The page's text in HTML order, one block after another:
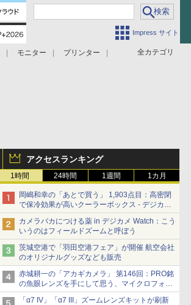
Impress サイト
全カテゴリ
モニター
プリンター
アクセスランキング
1時間 24時間 1週間 1カ月
岡嶋和幸の「あとで買う」 1,903点目：高密閉
で保冷効果が高いクーラーボックス - デジカメ
Watch
カメラバカにつける薬 in デジカメ Watch：こう
いうのはフィールドズームと呼ぼう
茨城空港で「羽田空港フェア」が開催 航空会社
のオリジナルグッズなども販売
赤城耕一の「アカギカメラ」 第146回：PRO銘
の魚眼レンズを手にして思う、マイクロフォー
サーズへの期待と可能性
「α7 IV」「α7 III」ズームレンズキットが刷新